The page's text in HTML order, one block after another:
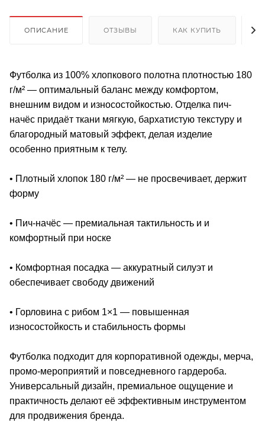
ОПИСАНИЕ ОТЗЫВЫ КАК КУПИТЬ
Футболка из 100% хлопкового полотна плотностью 180
г/м² — оптимальный баланс между комфортом,
внешним видом и износостойкостью. Отделка пич-
начёс придаёт ткани мягкую, бархатистую текстуру и
благородный матовый эффект, делая изделие
особенно приятным к телу.
• Плотный хлопок 180 г/м² — не просвечивает, держит
форму
• Пич-начёс — премиальная тактильность и и
комфортный при носке
• Комфортная посадка — аккуратный силуэт и
обеспечивает свободу движений
• Горловина с рибом 1×1 — повышенная
износостойкость и стабильность формы
Футболка подходит для корпоративной одежды, мерча,
промо-мероприятий и повседневного гардероба.
Универсальный дизайн, премиальное ощущение и
практичность делают её эффективным инструментом
для продвижения бренда.